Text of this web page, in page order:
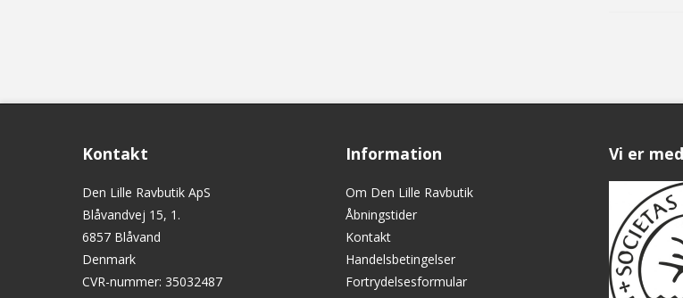
Kontakt
Den Lille Ravbutik ApS
Blåvandvej 15, 1.
6857 Blåvand
Denmark
CVR-nummer: 35032487
Information
Om Den Lille Ravbutik
Åbningstider
Kontakt
Handelsbetingelser
Fortrydelsesformular
Vi er